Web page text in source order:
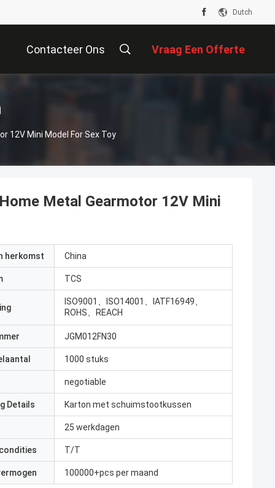
Dutch
Contacteer Ons Vraag Een Offerte
12V Mini Model For Sex Toy
Metal Gearmotor 12V Mini
herkomst China
TCS
ISO9001、ISO14001、IATF16949、
ROHS、REACH
JGM012FN30
1000 stuks
negotiable
Details Karton met schuimstootkussen
25 werkdagen
T/T
100000+pcs per maand